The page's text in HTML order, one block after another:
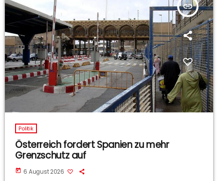
insert_link
Politik
Österreich fordert Spanien zu mehr
Grenzschutz auf
today 6 August 2026